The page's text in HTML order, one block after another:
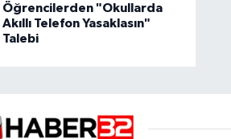
Öğrencilerden "Okullarda
Akıllı Telefon Yasaklasın"
Talebi